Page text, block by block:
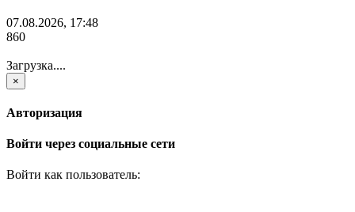
07.08.2026, 17:48
860
Загрузка....
×
Авторизация
Войти через социальные сети
Войти как пользователь: